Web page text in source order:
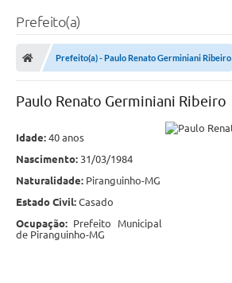
Prefeito(a)
Prefeito(a) - Paulo Renato Germiniani Ribeiro
Paulo Renato Germiniani Ribeiro
Idade: 40 anos
Nascimento: 31/03/1984
Naturalidade: Piranguinho-MG
Estado Civil: Casado
Ocupação: Prefeito Municipal
de Piranguinho-MG